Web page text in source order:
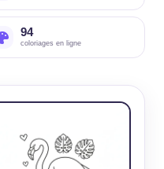
94
coloriages en ligne